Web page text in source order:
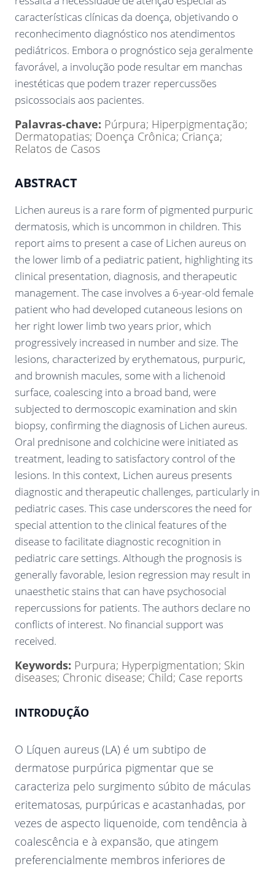
características clínicas da doença, objetivando o
reconhecimento diagnóstico nos atendimentos
pediátricos. Embora o prognóstico seja geralmente
favorável, a involução pode resultar em manchas
inestéticas que podem trazer repercussões
psicossociais aos pacientes.
Palavras-chave: Púrpura; Hiperpigmentação;
Dermatopatias; Doença Crônica; Criança;
Relatos de Casos
ABSTRACT
Lichen aureus is a rare form of pigmented purpuric
dermatosis, which is uncommon in children. This
report aims to present a case of Lichen aureus on
the lower limb of a pediatric patient, highlighting its
clinical presentation, diagnosis, and therapeutic
management. The case involves a 6-year-old female
patient who had developed cutaneous lesions on
her right lower limb two years prior, which
progressively increased in number and size. The
lesions, characterized by erythematous, purpuric,
and brownish macules, some with a lichenoid
surface, coalescing into a broad band, were
subjected to dermoscopic examination and skin
biopsy, confirming the diagnosis of Lichen aureus.
Oral prednisone and colchicine were initiated as
treatment, leading to satisfactory control of the
lesions. In this context, Lichen aureus presents
diagnostic and therapeutic challenges, particularly in
pediatric cases. This case underscores the need for
special attention to the clinical features of the
disease to facilitate diagnostic recognition in
pediatric care settings. Although the prognosis is
generally favorable, lesion regression may result in
unaesthetic stains that can have psychosocial
repercussions for patients. The authors declare no
conflicts of interest. No financial support was
received.
Keywords: Purpura; Hyperpigmentation; Skin
diseases; Chronic disease; Child; Case reports
INTRODUÇÃO
O Líquen aureus (LA) é um subtipo de
dermatose purpúrica pigmentar que se
caracteriza pelo surgimento súbito de máculas
eritematosas, purpúricas e acastanhadas, por
vezes de aspecto liquenoide, com tendência à
coalescência e à expansão, que atingem
preferencialmente membros inferiores de